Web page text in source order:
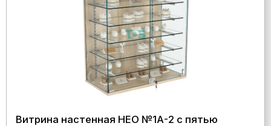
Витрина настенная НЕО №1А-2 с пятью